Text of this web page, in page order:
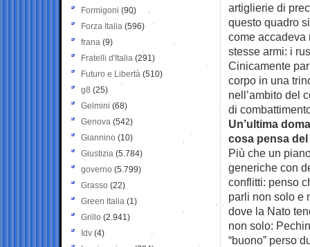
artiglierie di
questo quadro
come accadeva
stesse armi: i
Cinicamente
corpo in una
nell’ambito del
di
Un’ultima
cosa pensa
Più che un
generiche con
conflitti: penso
parli non solo e
dove la Nato
non solo:
“buono” perso
Formigoni (90)
Forza Italia (596)
frana (9)
Fratelli d'Italia (291)
Futuro e Libertà (510)
g8 (25)
Gelmini (68)
Genova (542)
Giannino (10)
Giustizia (5.784)
governo (5.799)
Grasso (22)
Green Italia (1)
Grillo (2.941)
Idv (4)